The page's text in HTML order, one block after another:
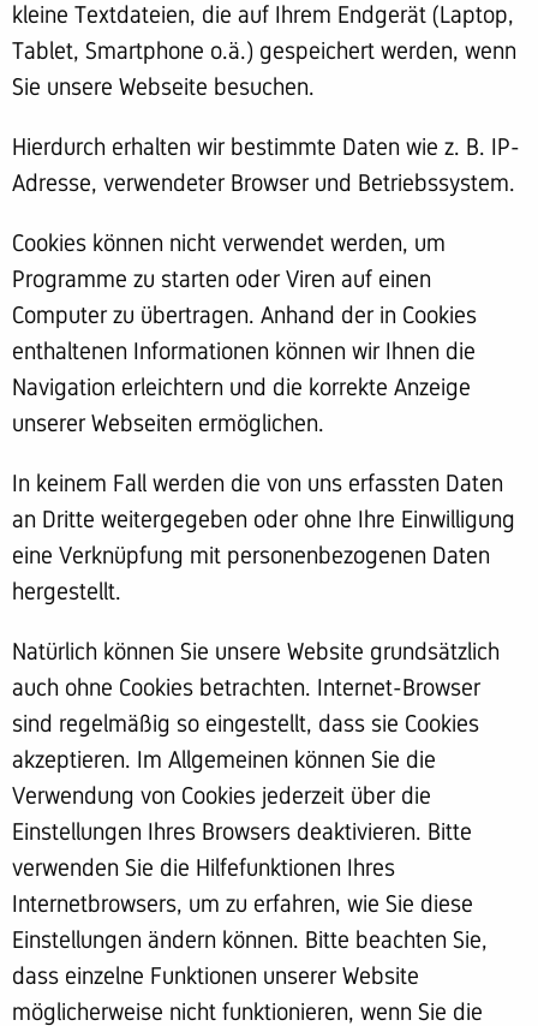
kleine Textdateien, die auf Ihrem Endgerät (Laptop,
Tablet, Smartphone o.ä.) gespeichert werden, wenn
Sie unsere Webseite besuchen.
Hierdurch erhalten wir bestimmte Daten wie z. B. IP-
Adresse, verwendeter Browser und Betriebssystem.
Cookies können nicht verwendet werden, um
Programme zu starten oder Viren auf einen
Computer zu übertragen. Anhand der in Cookies
enthaltenen Informationen können wir Ihnen die
Navigation erleichtern und die korrekte Anzeige
unserer Webseiten ermöglichen.
In keinem Fall werden die von uns erfassten Daten
an Dritte weitergegeben oder ohne Ihre Einwilligung
eine Verknüpfung mit personenbezogenen Daten
hergestellt.
Natürlich können Sie unsere Website grundsätzlich
auch ohne Cookies betrachten. Internet-Browser
sind regelmäßig so eingestellt, dass sie Cookies
akzeptieren. Im Allgemeinen können Sie die
Verwendung von Cookies jederzeit über die
Einstellungen Ihres Browsers deaktivieren. Bitte
verwenden Sie die Hilfefunktionen Ihres
Internetbrowsers, um zu erfahren, wie Sie diese
Einstellungen ändern können. Bitte beachten Sie,
dass einzelne Funktionen unserer Website
möglicherweise nicht funktionieren, wenn Sie die